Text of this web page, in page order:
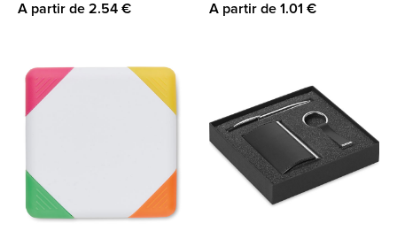
A partir de 2.54 €
A partir de 1.01 €